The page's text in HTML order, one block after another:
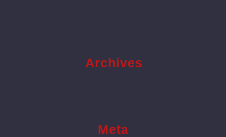
Archives
Meta